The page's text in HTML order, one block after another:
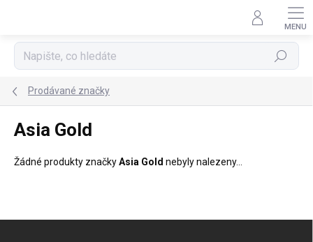
Hledat
Prodávané značky
Asia Gold
Žádné produkty značkyAsia Gold nebyly nalezeny...